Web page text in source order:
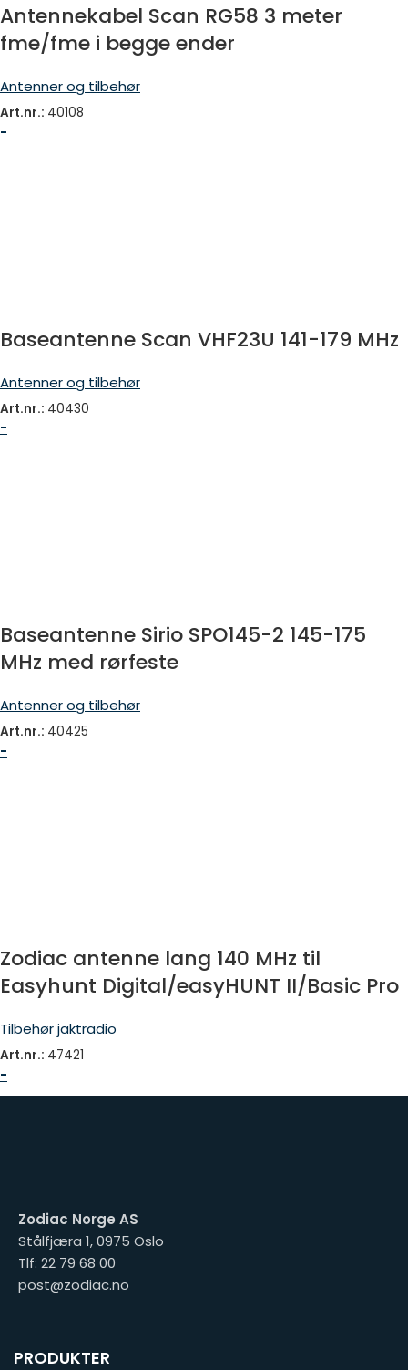
Antennekabel Scan RG58 3 meter
fme/fme i begge ender
Antenner og tilbehør
Art.nr.: 40108
-
Baseantenne Scan VHF23U 141-179 MHz
Antenner og tilbehør
Art.nr.: 40430
-
Baseantenne Sirio SPO145-2 145-175
MHz med rørfeste
Antenner og tilbehør
Art.nr.: 40425
-
Zodiac antenne lang 140 MHz til
Easyhunt Digital/easyHUNT II/Basic Pro
Tilbehør jaktradio
Art.nr.: 47421
-
Zodiac Norge AS
Stålfjæra 1, 0975 Oslo
Tlf: 22 79 68 00
post@zodiac.no
PRODUKTER